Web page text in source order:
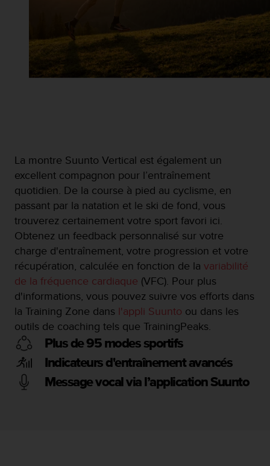
La montre Suunto Vertical est également un
excellent compagnon pour l’entraînement
quotidien. De la course à pied au cyclisme, en
passant par la natation et le ski de fond, vous
trouverez certainement votre sport favori ici.
Obtenez un feedback personnalisé sur votre
charge d'entraînement, votre progression et votre
récupération, calculée en fonction de la variabilité
de la fréquence cardiaque (VFC). Pour plus
d'informations, vous pouvez suivre vos efforts dans
la Training Zone dans l'appli Suunto ou dans les
outils de coaching tels que TrainingPeaks.
Plus de 95 modes sportifs
Indicateurs d'entraînement avancés
Message vocal via l’application Suunto